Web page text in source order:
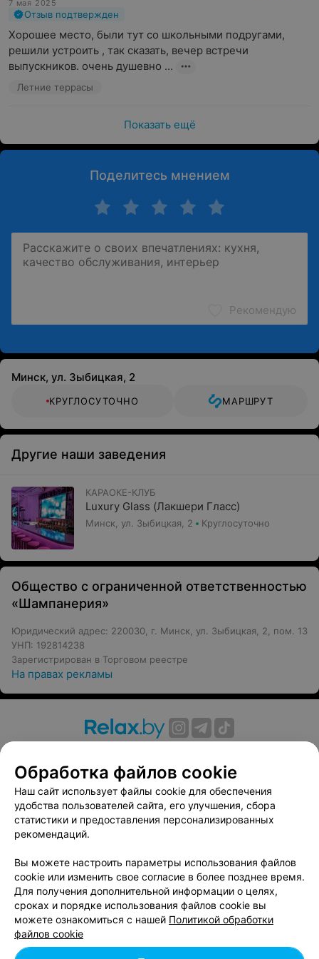
7 мая 2025
Отзыв подтвержден
Хорошее место, были тут со школьными подругами,
решили устроить , так сказать, вечер встречи
выпускников. очень душевно ...
Летние террасы
Показать ещё
Поделитесь мнением
Рекомендую
Минск, ул. Зыбицкая, 2
КРУГЛОСУТОЧНО МАРШРУТ
Другие наши заведения
КАРАОКЕ-КЛУБ
Luxury Glass (Лакшери Гласс)
Минск, ул. Зыбицкая, 2 Круглосуточно
Общество с ограниченной ответственностью
«Шампанерия»
Юридический адрес: 220030, г. Минск, ул. Зыбицкая, 2, пом. 13
УНП: 192814238
Зарегистрирован в Торговом реестре
На правах рекламы
Вакансии
Публичный договор
Способы оплаты
Публичный договор по использованию сервиса
«Афиша»
Пользовательское соглашение
Связаться по вопросам сотрудничества
Написать руководителю relax.by
Персональные настройки cookie
Обработка персональных данных
Обработка файлов cookie
Наш сайт использует файлы cookie для обеспечения
удобства пользователей сайта, его улучшения, сбора
статистики и предоставления персонализированных
рекомендаций.
Вы можете настроить параметры использования файлов
cookie или изменить свое согласие в более позднее время.
Для получения дополнительной информации о целях,
сроках и порядке использования файлов cookie вы
можете ознакомиться с нашей Политикой обработки
файлов cookie